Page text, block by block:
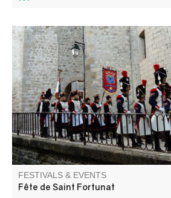
At Whitsuntide, parades by the brass
Bravade in Napoleonic period
village life. Torchlight processions,
and fireworks follow one another,
over the square.
FESTIVALS & EVENTS
Fête de Saint Fortunat